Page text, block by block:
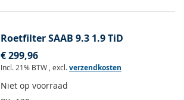
Roetfilter SAAB 9.3 1.9 TiD
€ 299,96
Incl. 21% BTW , excl.verzendkosten
Niet op voorraad